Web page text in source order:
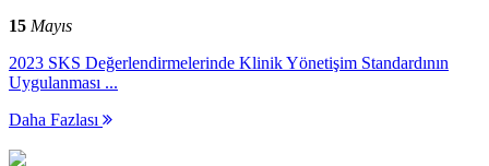
15 Mayıs
2023 SKS Değerlendirmelerinde Klinik Yönetişim Standardının
Uygulanması ...
Daha Fazlası